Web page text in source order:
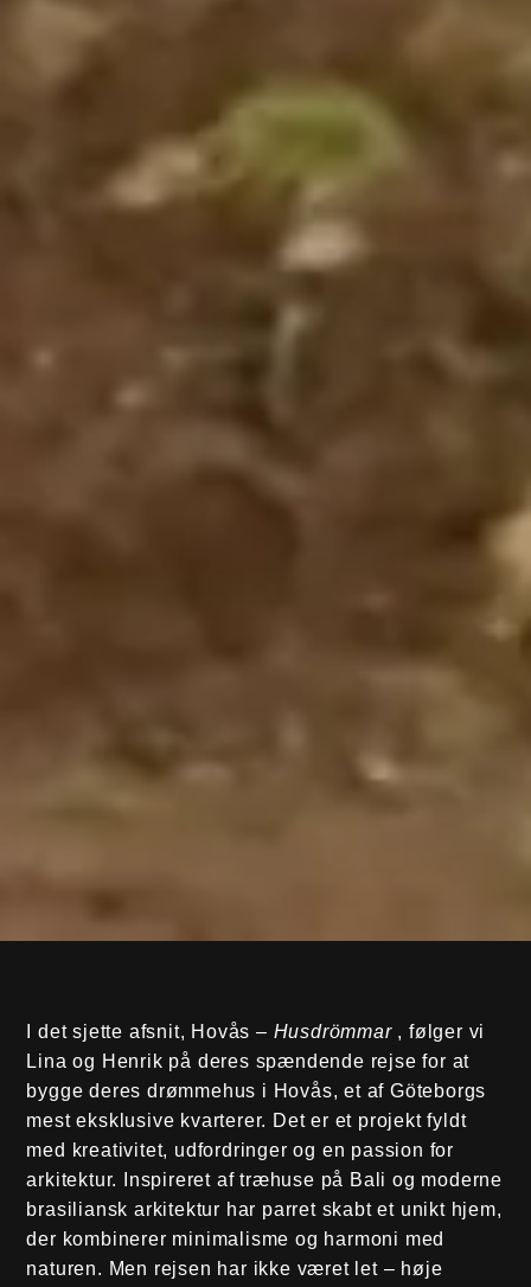
I det sjette afsnit, Hovås – Husdrömmar , følger vi
Lina og Henrik på deres spændende rejse for at
bygge deres drømmehus i Hovås, et af Göteborgs
mest eksklusive kvarterer. Det er et projekt fyldt
med kreativitet, udfordringer og en passion for
arkitektur. Inspireret af træhuse på Bali og moderne
brasiliansk arkitektur har parret skabt et unikt hjem,
der kombinerer minimalisme og harmoni med
naturen. Men rejsen har ikke været let – høje